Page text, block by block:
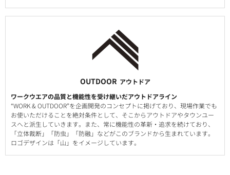
OUTDOOR アウトドア
ワークウエアの品質と機能性を受け継いだアウトドアライン
“WORK & OUTDOOR”を企画開発のコンセプトに掲げており、現場作業でも
お使いただけることを絶対条件として、そこからアウトドアやタウンユー
スへと派生していきます。また、常に機能性の革新・追求を続けており、
「立体裁断」「防虫」「防融」などがこのブランドから生まれています。
ロゴデザインは「山」をイメージしています。